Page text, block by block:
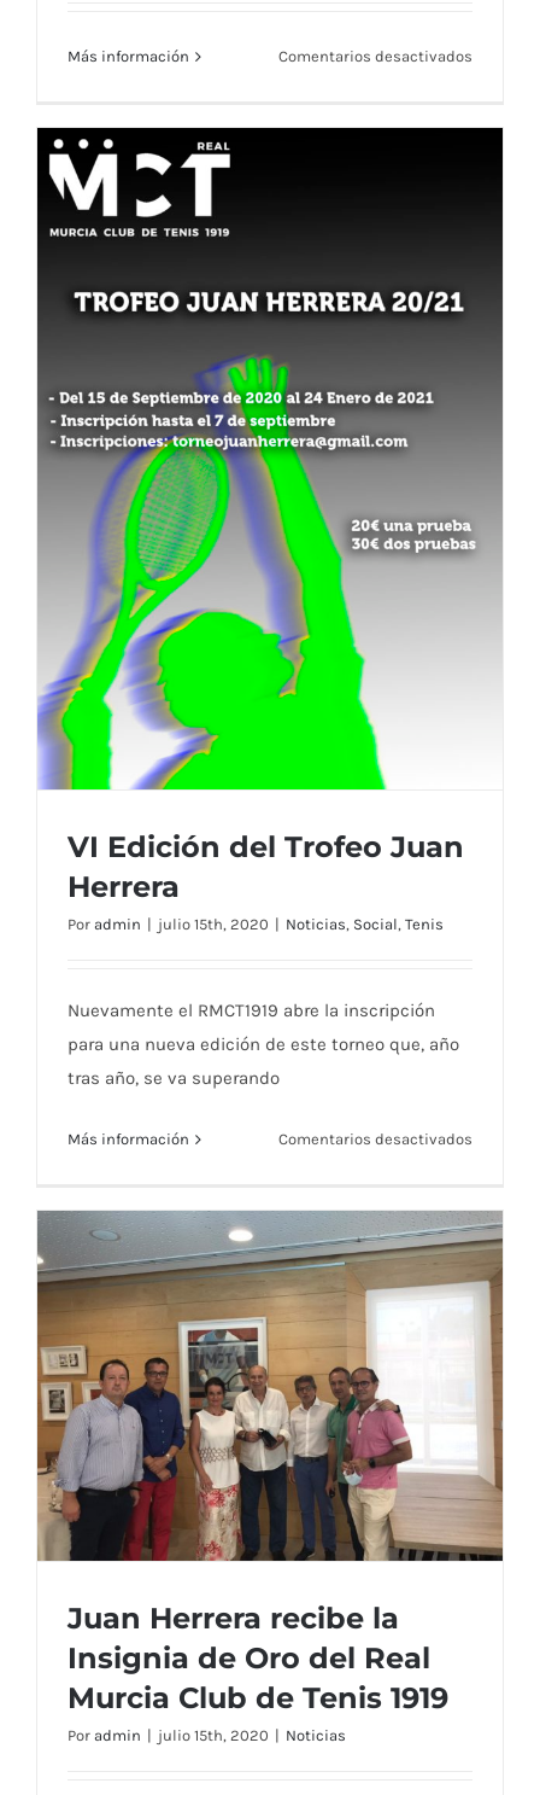
Menú Restaurante RMCT1919 — Semana
Más información Comentarios desactivados
VI Edición del Trofeo Juan
Herrera
Por admin | julio 15th, 2020 | Noticias, Social, Tenis
Nuevamente el RMCT1919 abre la inscripción
para una nueva edición de este torneo que, año
tras año, se va superando
Más información Comentarios desactivados
del
Trofeo
Juan
Herrera
Juan Herrera recibe la
Insignia de Oro del Real
Murcia Club de Tenis 1919
Por admin | julio 15th, 2020 | Noticias